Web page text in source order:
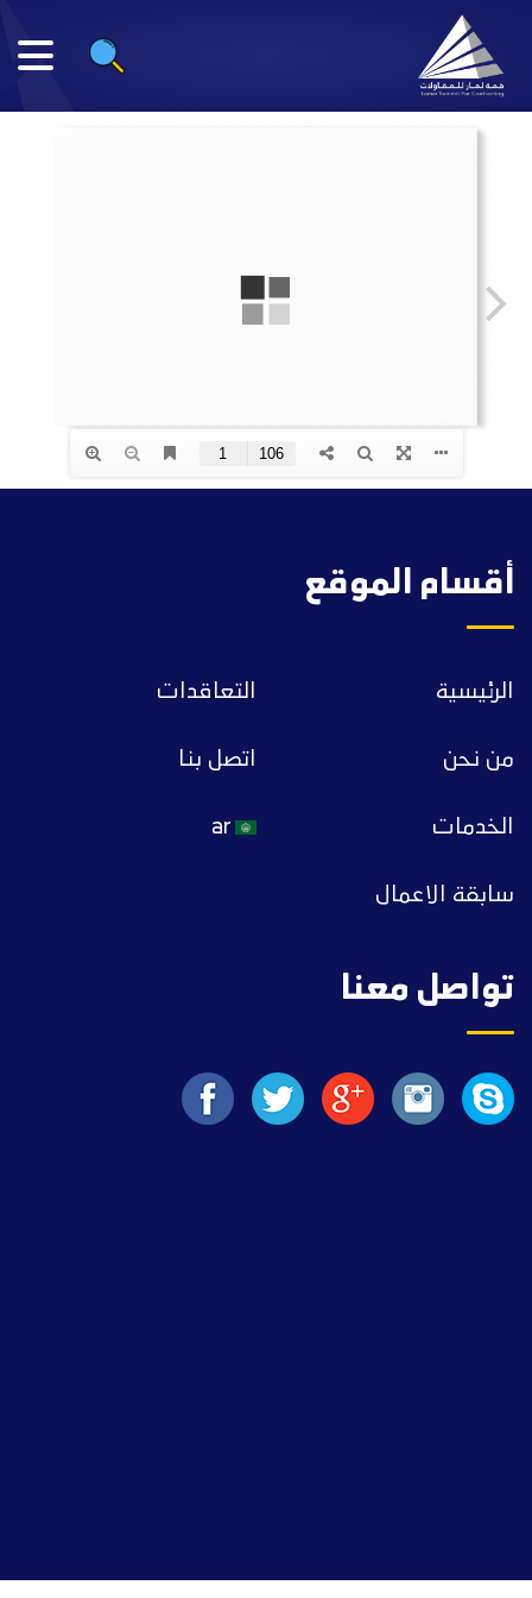
أقسام الموقع
الرئيسية
من نحن
الخدمات
سابقة الاعمال
التعاقدات
اتصل بنا
ar
تواصل معنا